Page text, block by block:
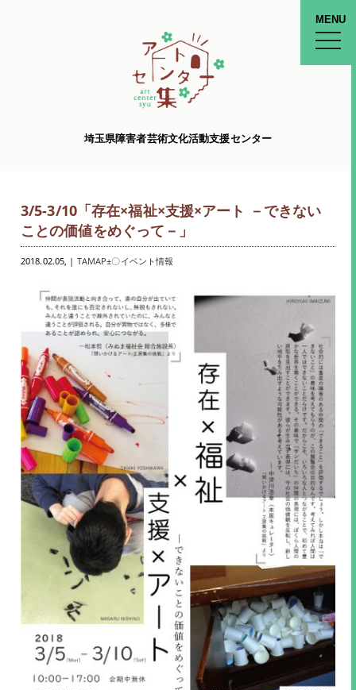
埼玉県障害者芸術文化活動支援センター
MENU
toggle
3/5-3/10「存在×福祉×支援×アート －できない
ことの価値をめぐって－」
2018.02.05, | TAMAP±〇イベント情報